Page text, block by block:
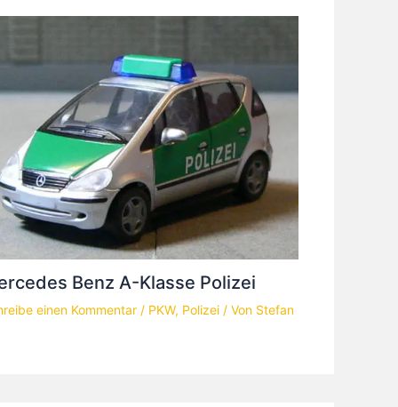
Benz A-Klasse Polizei
einen Kommentar / PKW, Polizei / Von Stefan